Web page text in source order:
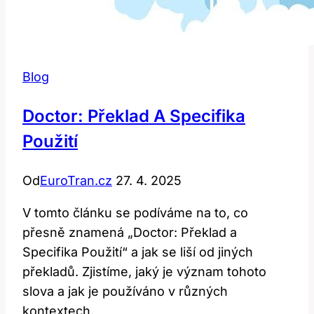
Blog
Doctor: Překlad A Specifika
Použití
OdEuroTran.cz 27. 4. 2025
V tomto článku se podíváme na to, co
přesně znamená „Doctor: Překlad a
Specifika Použití“ a jak se liší od jiných
překladů. Zjistíme, jaký je význam tohoto
slova a jak je používáno v různých